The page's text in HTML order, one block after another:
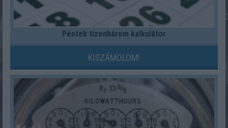
Péntek tizenhárom kalkulátor
KISZÁMOLOM!